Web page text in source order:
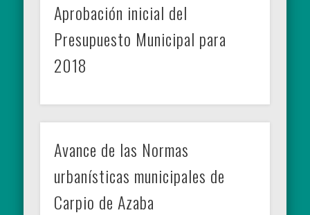
Aprobación inicial del
Presupuesto Municipal para
2018
Avance de las Normas
urbanísticas municipales de
Carpio de Azaba